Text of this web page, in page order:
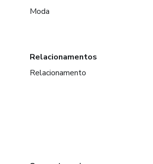
Moda
Relacionamentos
Relacionamento